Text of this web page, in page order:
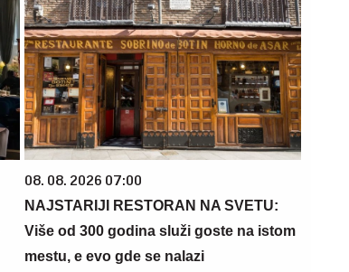
08. 08. 2026 07:00
NAJSTARIJI RESTORAN NA SVETU:
Više od 300 godina služi goste na istom
mestu, e evo gde se nalazi